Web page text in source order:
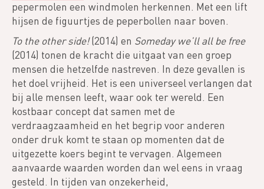
pepermolen een windmolen herkennen. Met een lift
hijsen de figuurtjes de peperbollen naar boven.
To the other side!(2014) en Someday we’ll all be free
(2014) tonen de kracht die uitgaat van een groep
mensen die hetzelfde nastreven. In deze gevallen is
het doel vrijheid. Het is een universeel verlangen dat
bij alle mensen leeft, waar ook ter wereld. Een
kostbaar concept dat samen met de
verdraagzaamheid en het begrip voor anderen
onder druk komt te staan op momenten dat de
uitgezette koers begint te vervagen. Algemeen
aanvaarde waarden worden dan wel eens in vraag
gesteld. In tijden van onzekerheid,